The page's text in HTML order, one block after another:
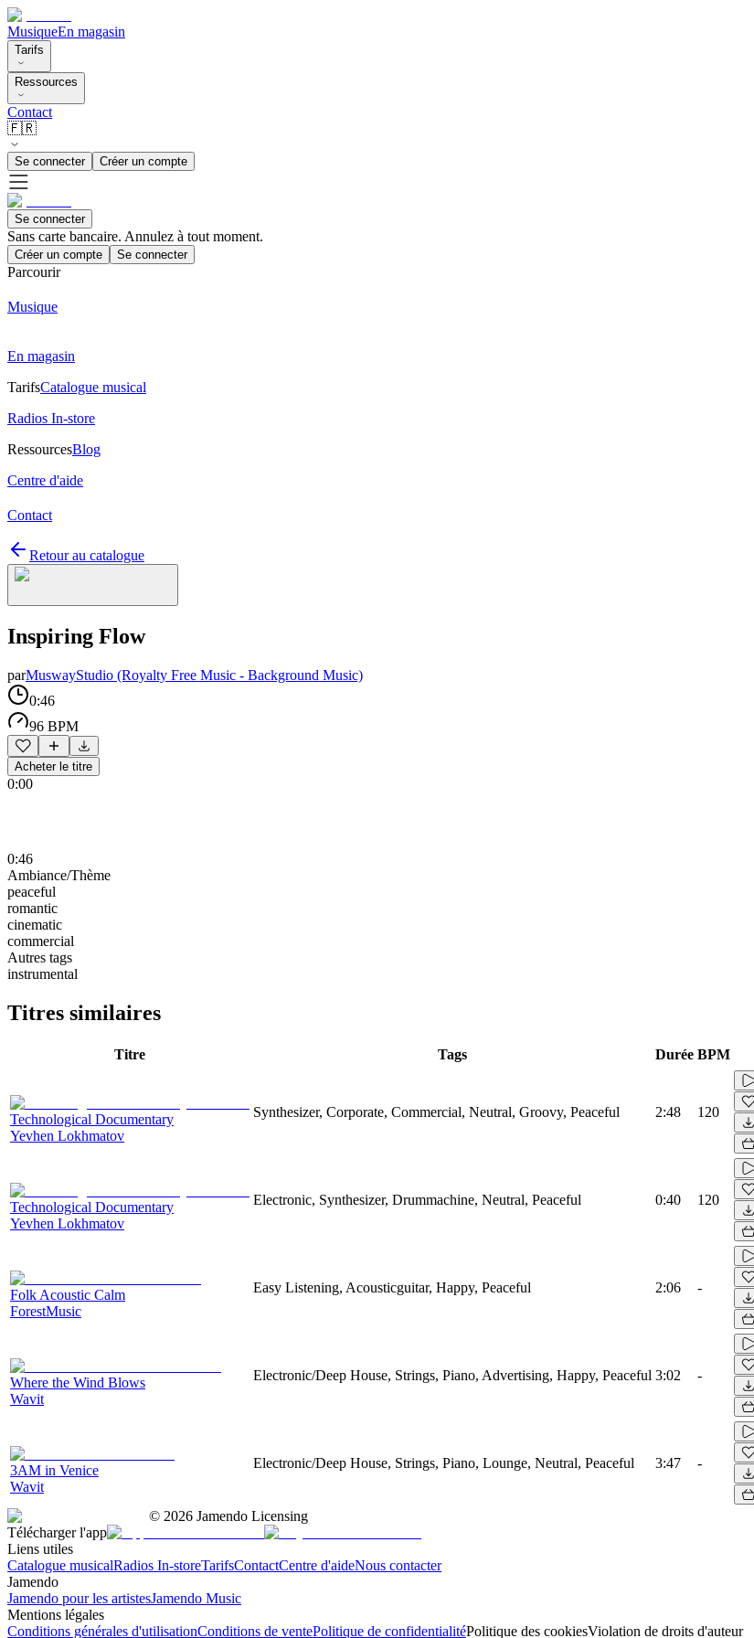
MusiqueEn magasin
Tarifs
Ressources
Contact
🇫🇷
Se connecter Créer un compte
Se connecter
Sans carte bancaire. Annulez à tout moment.
Créer un compte Se connecter
Parcourir
Musique
En magasin
TarifsCatalogue musical
Radios In-store
RessourcesBlog
Centre d'aide
Contact
Retour au catalogue
Inspiring Flow
parMuswayStudio (Royalty Free Music - Background Music)
0:46
96 BPM
Acheter le titre
0:00
0:46
Ambiance/Thème
peaceful
romantic
cinematic
commercial
Autres tags
instrumental
Titres similaires
Titre Tags Durée BPM
Technological Documentary
Yevhen Lokhmatov
Synthesizer, Corporate, Commercial, Neutral, Groovy, Peaceful 2:48 120
Technological Documentary
Yevhen Lokhmatov
Electronic, Synthesizer, Drummachine, Neutral, Peaceful 0:40 120
Folk Acoustic Calm
ForestMusic
Easy Listening, Acousticguitar, Happy, Peaceful 2:06 -
Where the Wind Blows
Wavit
Electronic/Deep House, Strings, Piano, Advertising, Happy, Peaceful 3:02 -
3AM in Venice
Wavit
Electronic/Deep House, Strings, Piano, Lounge, Neutral, Peaceful 3:47 -
© 2026 Jamendo Licensing
Télécharger l'app
Liens utiles
Catalogue musicalRadios In-storeTarifsContactCentre d'aideNous contacter
Jamendo
Jamendo pour les artistesJamendo Music
Mentions légales
Conditions générales d'utilisationConditions de ventePolitique de confidentialitéPolitique des cookiesViolation de droits d'auteur